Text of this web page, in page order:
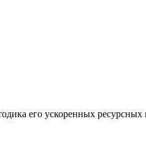
его ускоренных